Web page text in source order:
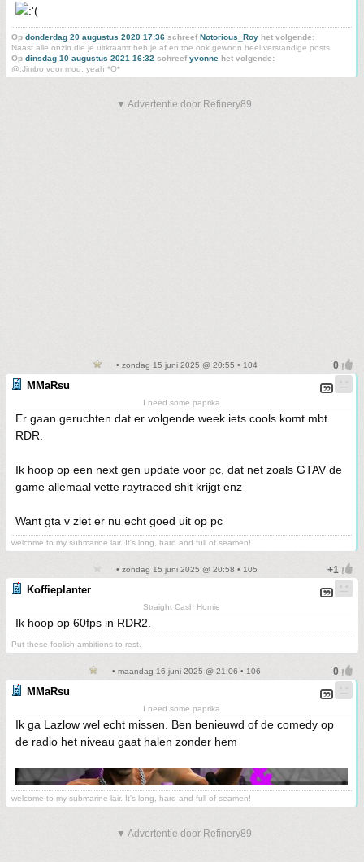
Op donderdag 20 augustus 2020 17:36 schreefNotorious_Roy het volgende:
Naast alle onzin die je uitkraamt heb je af en toe ook gewoon heel verstandige posts.
Op dinsdag 10 augustus 2021 16:32 schreefyvonne het volgende:
@:Jimbo voor mod, yeah *O*
▼ Advertentie door Refinery89
• zondag 15 juni 2025 @ 20:55 • 104
MMaRsu
I need some paprika
Er gaan geruchten dat er volgende week iets cools komt mbt
RDR.
Ik hoop op een next gen update voor pc, dat net zoals GTAV de
game allemaal vette raytraced shit krijgt enz
Want gta v ziet er nu echt goed uit op pc
welcome to my submarine lair. It's long, hard and full of seamen!
• zondag 15 juni 2025 @ 20:58 • 105
Koffieplanter
Straight Cash Homie
Ik hoop op 60fps in RDR2.
Put these foolish ambitions to rest.
• maandag 16 juni 2025 @ 21:06 • 106
MMaRsu
I need some paprika
Ik ga Lazlow wel echt missen. Ben benieuwd of de comedy op
de radio het niveau gaat halen zonder hem
welcome to my submarine lair. It's long, hard and full of seamen!
▼ Advertentie door Refinery89